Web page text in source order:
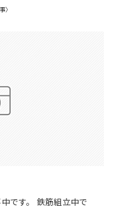
〉
です。 鉄筋組立中で